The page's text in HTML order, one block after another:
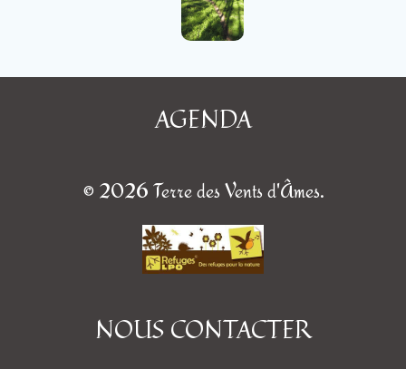
AGENDA
© 2026 Terre des Vents d'Âmes.
NOUS CONTACTER